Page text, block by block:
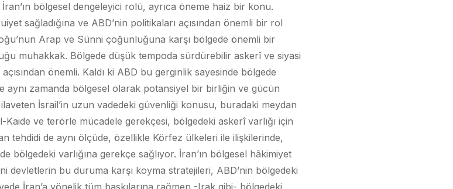
bölgesel dengeleyici rolü, ayrıca öneme haiz bir konu.
sağladığına ve ABD’nin politikaları açısından önemli bir rol
Arap ve Sünni çoğunluğuna karşı bölgede önemli bir
muhakkak. Bölgede düşük tempoda sürdürebilir askerî ve siyasi
önemli. Kaldı ki ABD bu gerginlik sayesinde bölgede
aynı zamanda bölgesel olarak potansiyel bir birliğin ve gücün
İsrail’in uzun vadedeki güvenliği konusu, buradaki meydan
ve terörle mücadele gerekçesi, bölgedeki askerî varlığı için
tehdidi de aynı ölçüde, özellikle Körfez ülkeleri ile ilişkilerinde,
varlığına gerekçe sağlıyor. İran’ın bölgesel hâkimiyet
devletlerin bu duruma karşı koyma stratejileri, ABD’nin bölgedeki
İran’a yönelik tüm baskılarına rağmen -Irak gibi- bölgedeki